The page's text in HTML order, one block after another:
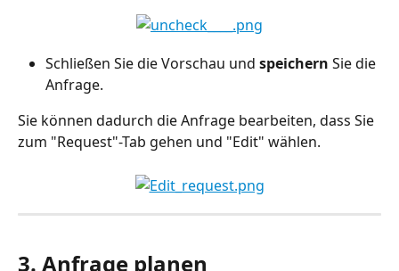
Schließen Sie die Vorschau und speichern Sie die
Anfrage.
Sie können dadurch die Anfrage bearbeiten, dass Sie
zum "Request"-Tab gehen und "Edit" wählen.
3. Anfrage planen